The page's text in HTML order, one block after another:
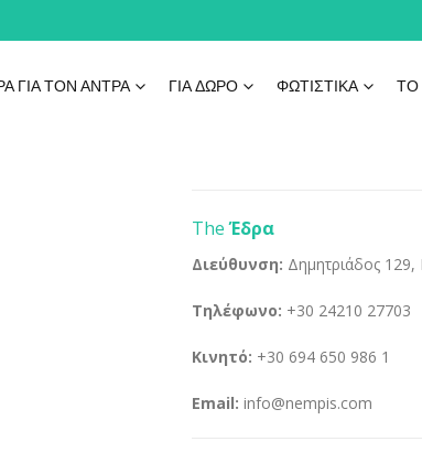
ΓΙΑ ΤΟΝ ΑΝΤΡΑ ΓΙΑ ΔΏΡΟ ΦΩΤΙΣΤΙΚΆ
ΤΟ
TheΈδρα
Διεύθυνση: Δημητριάδος
Τηλέφωνο: +30 24210 27703
Κινητό: +30 694 650 986 1
Email: info@nempis.com